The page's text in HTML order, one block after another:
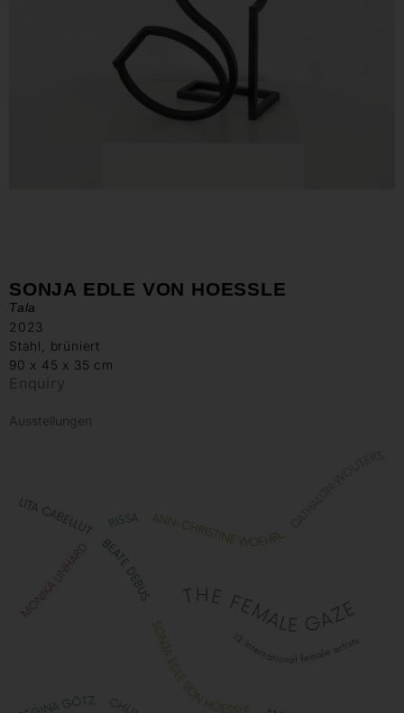
SONJA EDLE VON HOESSLE
Tala
2023
Stahl, brüniert
90 x 45 x 35 cm
Enquiry
Ausstellungen